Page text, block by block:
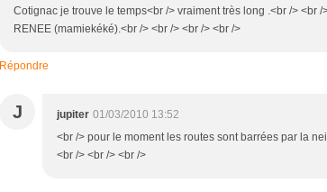
Cotignac je trouve le temps<br /> vraiment très long .<br /> <br
RENEE (mamiekéké).<br /> <br /> <br /> <br />
Répondre
J jupiter 01/03/2010 13:52
<br /> pour le moment les routes sont barrées par la
<br /> <br /> <br />